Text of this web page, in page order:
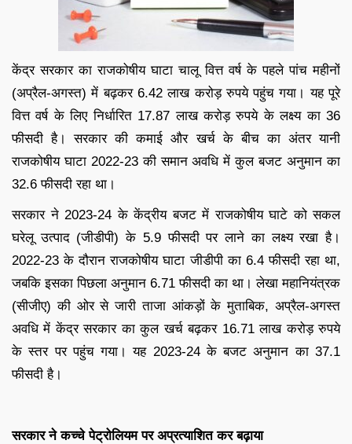
केंद्र सरकार का राजकोषीय घाटा चालू वित्त वर्ष के पहले पांच महीनों
(अप्रैल-अगस्त) में बढ़कर 6.42 लाख करोड़ रुपये पहुंच गया। यह पूरे
वित्त वर्ष के लिए निर्धारित 17.87 लाख करोड़ रुपये के लक्ष्य का 36
फीसदी है। सरकार की कमाई और खर्च के बीच का अंतर यानी
राजकोषीय घाटा 2022-23 की समान अवधि में कुल बजट अनुमान का
32.6 फीसदी रहा था।
सरकार ने 2023-24 के केंद्रीय बजट में राजकोषीय घाटे को सकल
घरेलू उत्पाद (जीडीपी) के 5.9 फीसदी पर लाने का लक्ष्य रखा है।
2022-23 के दौरान राजकोषीय घाटा जीडीपी का 6.4 फीसदी रहा था,
जबकि इसका पिछला अनुमान 6.71 फीसदी का था। लेखा महानियंत्रक
(सीजीए) की ओर से जारी ताजा आंकड़ों के मुताबिक, अप्रैल-अगस्त
अवधि में केंद्र सरकार का कुल खर्च बढ़कर 16.71 लाख करोड़ रुपये
के स्तर पर पहुंच गया। यह 2023-24 के बजट अनुमान का 37.1
फीसदी है।
सरकार ने कच्चे पेट्रोलियम पर अप्रत्याशित कर बढ़ाया